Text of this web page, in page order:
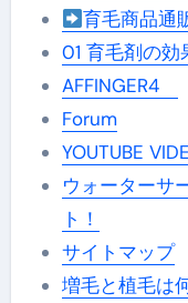
育毛商品通
01 育毛剤の
AFFINGER4
Forum
YOUTUBE
ウォーターサ
ト！
サイトマップ
増毛と植毛は